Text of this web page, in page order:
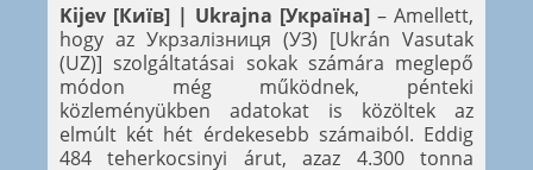
Kijev [Київ] | Ukrajna [Україна] – Amellett,
hogy az Укрзалізниця (УЗ) [Ukrán Vasutak
(UZ)] szolgáltatásai sokak számára meglepő
módon még működnek, pénteki
közleményükben adatokat is közöltek az
elmúlt két hét érdekesebb számaiból. Eddig
484 teherkocsinyi árut, azaz 4.300 tonna